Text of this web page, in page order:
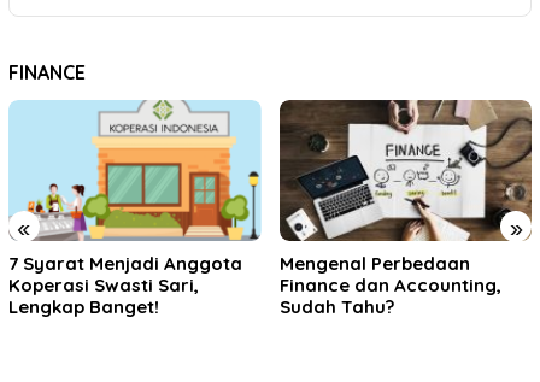
FINANCE
« »
Mengenal Perbedaan
Finance dan Accounting,
Sudah Tahu?
Cara Menghapus Daftar
Transfer Rekening BCA
Mobile Banking!